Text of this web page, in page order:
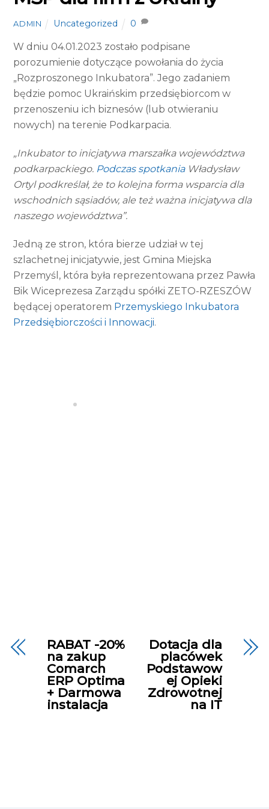
ADMIN Uncategorized 0
W dniu 04.01.2023 zostało podpisane
porozumienie dotyczące powołania do życia
„Rozproszonego Inkubatora”. Jego zadaniem
będzie pomoc Ukraińskim przedsiębiorcom w
przenoszeniu ich biznesów (lub otwieraniu
nowych) na terenie Podkarpacia.
„Inkubator to inicjatywa marszałka województwa
podkarpackiego. Podczas spotkaniaWładysław
Ortyl podkreślał, że to kolejna forma wsparcia dla
wschodnich sąsiadów, ale też ważna inicjatywa dla
naszego województwa”.
Jedną ze stron, która bierze udział w tej
szlachetnej inicjatywie, jest Gmina Miejska
Przemyśl, która była reprezentowana przez Pawła
Bik Wiceprezesa Zarządu spółki ZETO-RZESZÓW
będącej operatorem Przemyskiego Inkubatora
Przedsiębiorczości i Innowacji.
RABAT -20%
na zakup
Comarch
ERP Optima
+ Darmowa
instalacja
Dotacja dla
placówek
Podstawow
ej Opieki
Zdrowotnej
na IT